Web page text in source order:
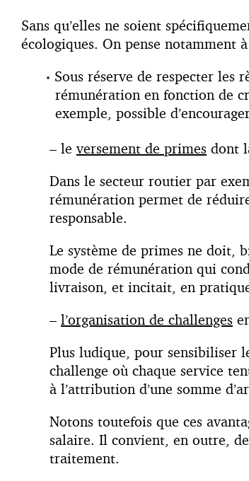
Sans qu’elles ne soient
écologiques. On pense notamment
Sous réserve de respecter les
rémunération en fonction de
exemple, possible
– leversement de primes dont
Dans le secteur routier par
rémunération permet de
responsable.
Le système de primes ne doit,
mode de rémunération qui
livraison, et incitait, en
– l’organisation de challenges
Plus ludique, pour sensibiliser
challenge où chaque service
à l’attribution d’une somme
Notons toutefois que ces
salaire. Il convient, en outre,
traitement.